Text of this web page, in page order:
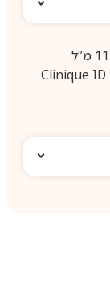
קליניק תחליב לחות לעור נורמלי עד יבש 115 מ”ל
Clinique